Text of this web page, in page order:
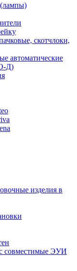
скотчлоки,
автоматические
Д)
изделия в
совместимые ЭУИ